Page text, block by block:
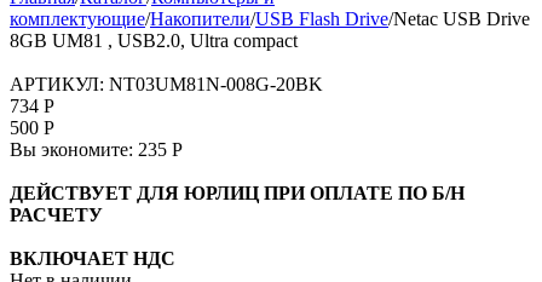
комплектующие/Накопители/USB Flash Drive/Netac USB Drive
8GB UM81 , USB2.0, Ultra compact
АРТИКУЛ: NT03UM81N-008G-20BK
734 Р
500 Р
Вы экономите: 235 Р
ДЕЙСТВУЕТ ДЛЯ ЮРЛИЦ ПРИ ОПЛАТЕ ПО Б/Н
РАСЧЕТУ
ВКЛЮЧАЕТ НДС